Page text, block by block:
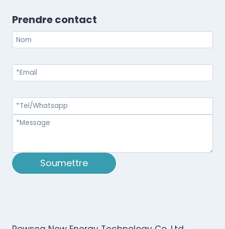
Prendre contact
Soumettre